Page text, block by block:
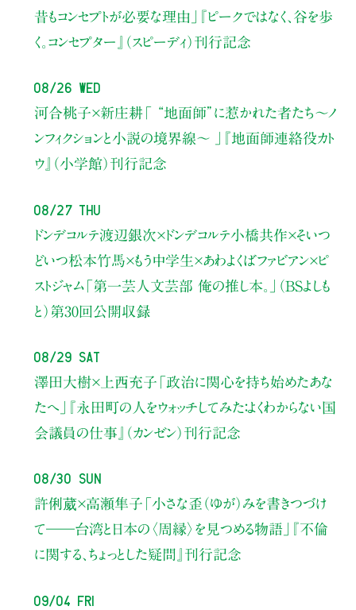
昔もコンセプトが必要な理由」
『ピークではなく、谷を歩
く。コンセプター』（スピーディ）刊行記念
08/26 Wed
河合桃子×新庄耕「 “地面師”に惹かれた者たち〜ノ
ンフィクションと小説の境界線〜 」
『地面師連絡役カト
ウ』（小学館）刊行記念
08/27 Thu
ドンデコルテ渡辺銀次×ドンデコルテ小橋共作×そいつ
どいつ松本竹馬×もう中学生×あわよくばファビアン×ピ
ストジャム「第一芸人文芸部 俺の推し本。」（BSよしも
と） 第30回公開収録
08/29 Sat
澤田大樹×上西充子 「政治に関心を持ち始めたあな
たへ」
『永田町の人をウォッチしてみた：よくわからない国
会議員の仕事』（カンゼン）刊行記念
08/30 Sun
許俐葳×高瀬隼子 「小さな歪（ゆが）みを書きつづけ
て――台湾と日本の〈周縁〉を見つめる物語」
『不倫
に関する、ちょっとした疑問』刊行記念
09/04 Fri